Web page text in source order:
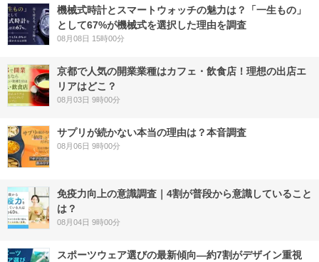
機械式時計とスマートウォッチの魅力は？「一生もの」
として67%が機械式を選択した理由を調査
08月08日 15時00分
京都で人気の開業業種はカフェ・飲食店！理想の出店エ
リアはどこ？
08月03日 9時00分
サプリが続かない本当の理由は？本音調査
08月06日 9時00分
免疫力向上の意識調査｜4割が普段から意識していること
は？
08月04日 9時00分
スポーツウェア選びの最新傾向―約7割がデザイン重視